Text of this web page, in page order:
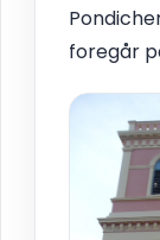
foregår